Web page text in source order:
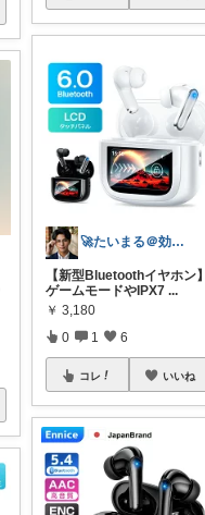
🚀たいまる＠効率至上主義のセレクトニキ
【新型Bluetoothイヤホン】
ゲームモードやIPX7 ...
￥ 3,180
0 1 6
コレ いいね